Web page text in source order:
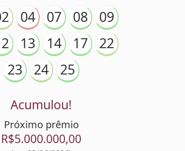
04 07 08
09
13 14 17
22
23
24 25
Acumulou!
Próximo prêmio
R$5.000.000,00